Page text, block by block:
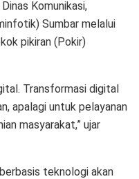
Komunikasi,
Sumbar melalui
pikiran (Pokir)
Transformasi digital
apalagi untuk pelayanan
masyarakat,” ujar
teknologi akan